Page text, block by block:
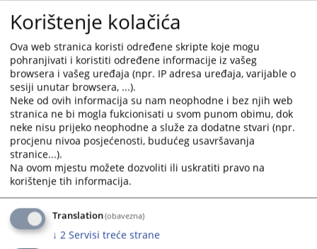
Trenutno nema vijesti
Korištenje kolačića
Ova web stranica koristi određene skripte koje mogu
pohranjivati i koristiti određene informacije iz vašeg
browsera i vašeg uređaja (npr. IP adresa uređaja, varijable o
sesiji unutar browsera, ...).
Neke od ovih informacija su nam neophodne i bez njih web
stranica ne bi mogla fukcionisati u svom punom obimu, dok
neke nisu prijeko neophodne a služe za dodatne stvari (npr.
procjenu nivoa posjećenosti, budućeg usavršavanja
stranice...).
Na ovom mjestu možete dozvoliti ili uskratiti pravo na
korištenje tih informacija.
Translation(obavezna)
↓ 2 Servisi treće strane